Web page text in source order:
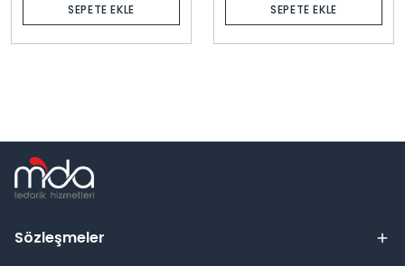
SEPETE EKLE SEPETE EKLE
Sözleşmeler